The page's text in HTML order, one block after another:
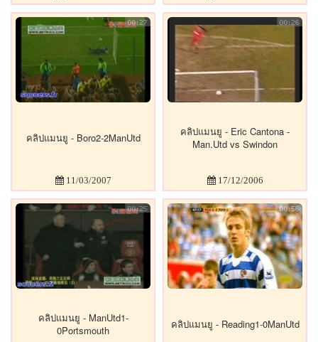
คลิปแมนยู - Boro2-2ManUtd
11/03/2007
คลิปแมนยู - Eric Cantona -
Man.Utd vs Swindon
17/12/2006
คลิปแมนยู - ManUtd1-
0Portsmouth
คลิปแมนยู - Reading1-0ManUtd